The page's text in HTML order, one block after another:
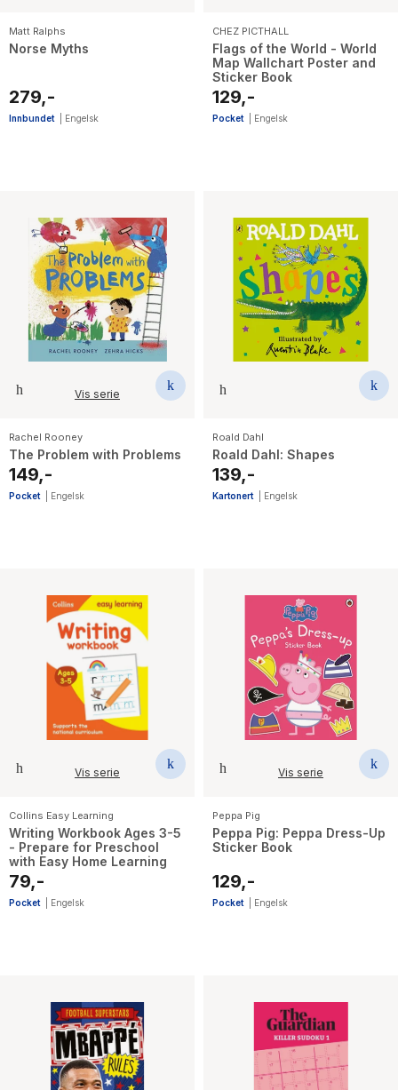
Matt Ralphs
Norse Myths
279,-
Innbundet Engelsk
CHEZ PICTHALL
Flags of the World - World
Map Wallchart Poster and
Sticker Book
129,-
Pocket Engelsk
Vis serie
Rachel Rooney
The Problem with Problems
149,-
Pocket Engelsk
Roald Dahl
Roald Dahl: Shapes
139,-
Kartonert Engelsk
Vis serie
Collins Easy Learning
Writing Workbook Ages 3-5
- Prepare for Preschool
with Easy Home Learning
79,-
Pocket Engelsk
Vis serie
Peppa Pig
Peppa Pig: Peppa Dress-Up
Sticker Book
129,-
Pocket Engelsk